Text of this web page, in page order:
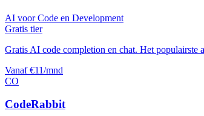
AI voor Code en Development
Gratis tier
Gratis AI code completion en chat. Het
Vanaf €11/mnd
CO
CodeRabbit